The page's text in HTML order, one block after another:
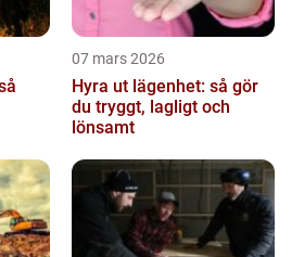
07 mars 2026
Hyra ut lägenhet: så gör
du tryggt, lagligt och
lönsamt